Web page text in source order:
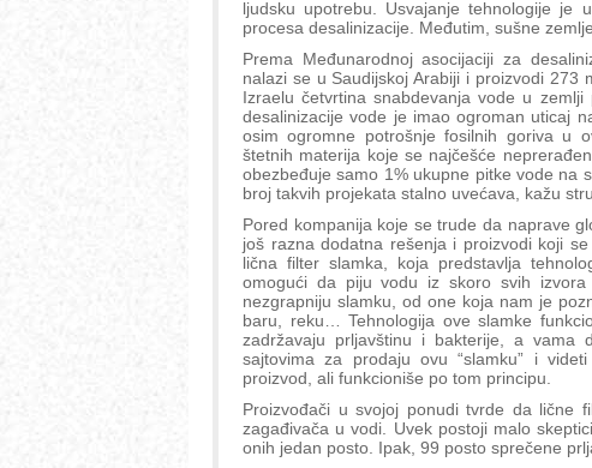
ljudsku upotrebu. Usvajanje tehnologije je
procesa desalinizacije. Međutim, sušne
Prema Međunarodnoj asocijaciji za
nalazi se u Saudijskoj Arabiji i proizvodi
Izraelu četvrtina snabdevanja vode u
desalinizacije vode je imao ogroman uticaj
osim ogromne potrošnje fosilnih goriva u
štetnih materija koje se najčešće
obezbeđuje samo 1% ukupne pitke vode na
broj takvih projekata stalno uvećava, kažu
Pored kompanija koje se trude da naprave
još razna dodatna rešenja i proizvodi koji
lična filter slamka, koja predstavlja
omogući da piju vodu iz skoro svih
nezgrapniju slamku, od one koja nam je
baru, reku… Tehnologija ove slamke
zadržavaju prljavštinu i bakterije, a
sajtovima za prodaju ovu “slamku” i
proizvod, ali funkcioniše po tom principu.
Proizvođači u svojoj ponudi tvrde da lične
zagađivača u vodi. Uvek postoji malo
onih jedan posto. Ipak, 99 posto sprečene